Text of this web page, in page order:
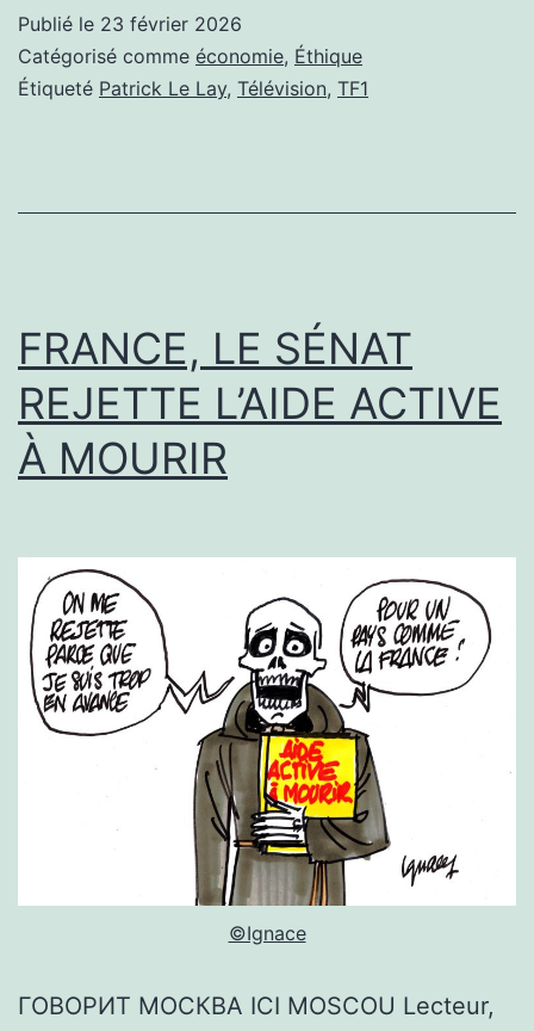
Publié le 23 février 2026
Catégorisé comme économie, Éthique
Étiqueté Patrick Le Lay, Télévision, TF1
FRANCE, LE SÉNAT
REJETTE L’AIDE ACTIVE
À MOURIR
©Ignace
ГОВОРИТ МОСКВА ICI MOSCOU Lecteur,